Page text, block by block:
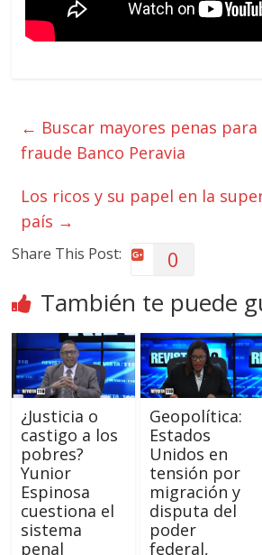
← Buscar mayores penas para
fraude Banco Peravia
Los ricos y su papel en la
país →
Share This Post: 0
También te puede
¿Justicia o
castigo a los
pobres?
Yunior
Espinosa
cuestiona el
sistema
penal
Geopolítica:
Estados
Unidos en
tensión por
migración y
disputa del
poder
federal,